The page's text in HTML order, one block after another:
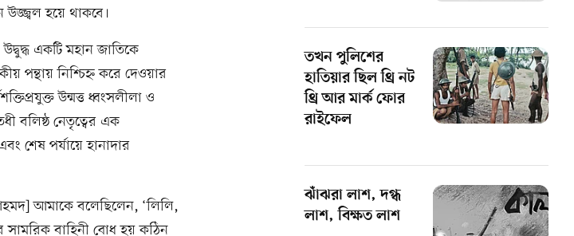
উজ্জ্বল হয়ে থাকবে।
একটি মহান জাতিকে
পন্থায় নিশ্চিহ্ন করে দেওয়ার
উন্মত্ত ধ্বংসলীলা ও
বলিষ্ঠ নেতৃত্বের এক
শেষ পর্যায়ে হানাদার
আমাকে বলেছিলেন, ‘লিলি,
বাহিনী বোধ হয় কঠিন
তখন পুলিশের
হাতিয়ার ছিল থ্রি নট
থ্রি আর মার্ক ফোর
রাইফেল
ঝাঁঝরা লাশ, দগ্ধ
লাশ, বিক্ষত লাশ